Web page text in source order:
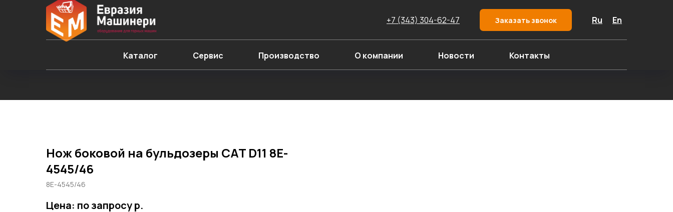
+7 (343) 304-62-47 Заказать звонок Ru En
Каталог Сервис Производство О компании Новости Контакты
Нож боковой на бульдозеры CAT D11 8E-
4545/46
8E-4545/46
Цена: по запросур.